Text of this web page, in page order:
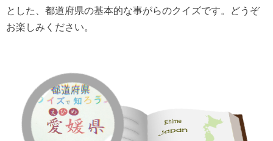
とした、都道府県の基本的な事がらのクイズです。どうぞ
お楽しみください。